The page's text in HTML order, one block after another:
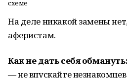
схеме
На деле никакой замены
аферистам.
Как не дать себя обмануть:
— не впускайте